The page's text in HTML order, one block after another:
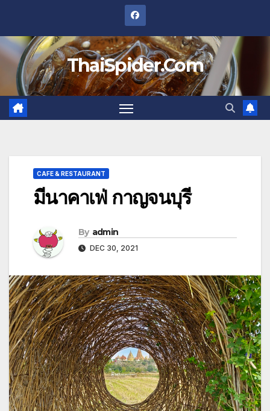
content
ThaiSpider.Com
CAFE & RESTAURANT
มีนาคาเฟ่ กาญจนบุรี
By admin
DEC 30, 2021